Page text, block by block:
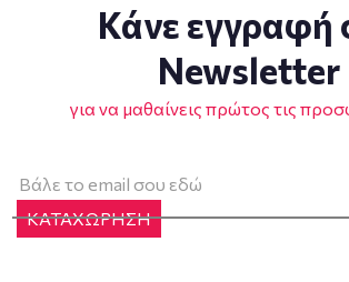
Κάνε εγγραφή
Newsletter
για να μαθαίνεις πρώτος τις
ΚΑΤΑΧΩΡΗΣΗ